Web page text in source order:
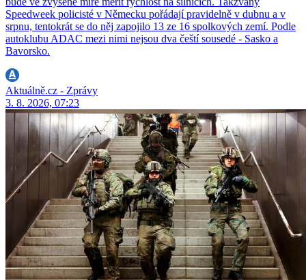
Speedweek policisté v Německu pořádají pravidelně v dubnu a v
srpnu, tentokrát se do něj zapojilo 13 ze 16 spolkových zemí. Podle
autoklubu ADAC mezi nimi nejsou dva čeští sousedé - Sasko a
Bavorsko.
Aktuálně.cz - Zprávy
3. 8. 2026, 07:23